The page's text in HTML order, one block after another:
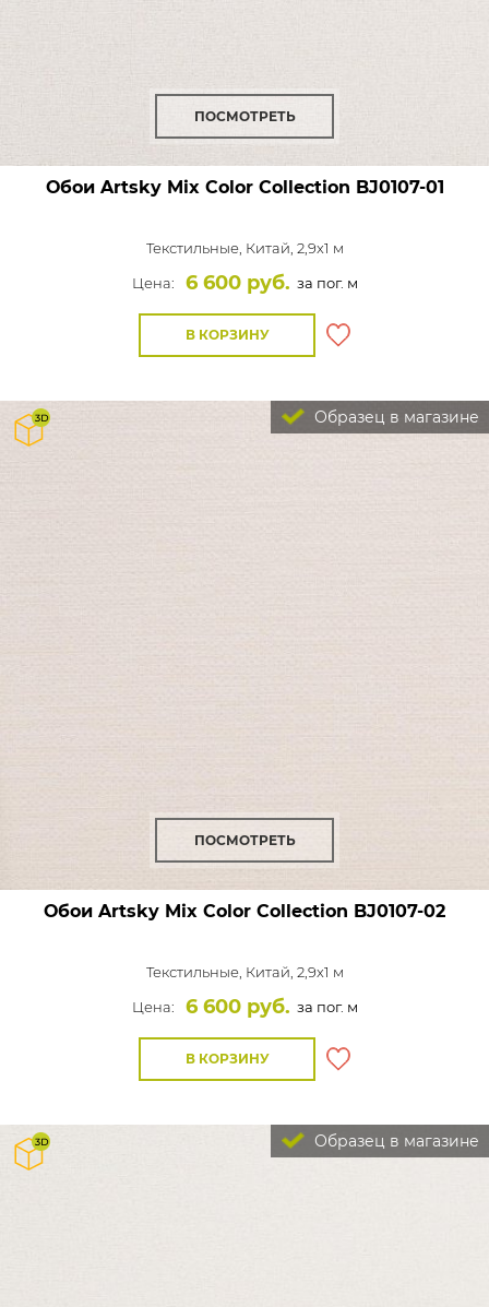
ПОСМОТРЕТЬ
Обои Artsky Mix Color Collection BJ0107-01
Текстильные, Китай, 2,9x1 м
Цена:
6 600 руб. за пог. м
В КОРЗИНУ
Образец в магазине
ПОСМОТРЕТЬ
Обои Artsky Mix Color Collection BJ0107-02
Текстильные, Китай, 2,9x1 м
Цена:
6 600 руб. за пог. м
В КОРЗИНУ
Образец в магазине